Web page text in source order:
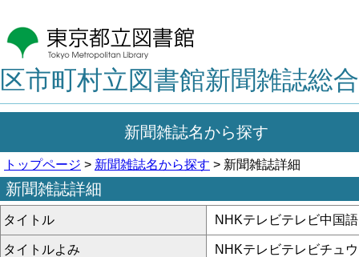
区市町村立図書館新聞雑誌総
新聞雑誌名から探す
トップページ > 新聞雑誌名から探す > 新聞雑誌詳細
新聞雑誌詳細
タイトル NHKテレビテレビ中国
タイトルよみ NHKテレビテレビチュ